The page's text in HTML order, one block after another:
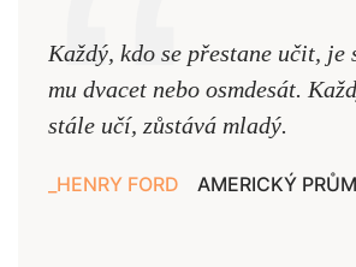
Každý, kdo se přestane učit,
mu dvacet nebo osmdesát.
stále učí, zůstává mladý.
HENRY FORD AMERICKÝ